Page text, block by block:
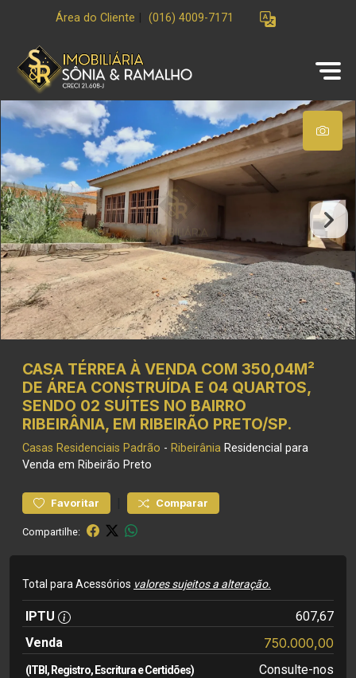
Área do Cliente (016) 4009-7171
CASA TÉRREA À VENDA COM 350,04M²
DE ÁREA CONSTRUÍDA E 04 QUARTOS,
SENDO 02 SUÍTES NO BAIRRO
RIBEIRÂNIA, EM RIBEIRÃO PRETO/SP.
Casas Residenciais Padrão - Ribeirânia Residencial para
Venda em Ribeirão Preto
Favoritar Comparar
Compartilhe:
Total para Acessórios valores sujeitos a alteração.
IPTU
607,67
Venda
750.000,00
(ITBI, Registro, Escritura e Certidões) Consulte-nos